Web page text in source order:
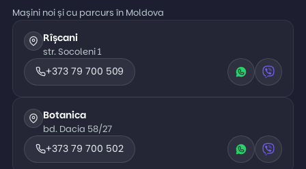
Mașini noi și cu parcurs în Moldova
Rîșcani
str. Socoleni 1
+373 79 700 509
Botanica
bd. Dacia 58/27
+373 79 700 502